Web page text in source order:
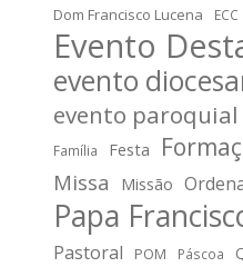
Dom Francisco Lucena
ECC
Evento
evento
evento paroquial
Família Festa
Missa Missão
Papa
Pastoral
POM Páscoa